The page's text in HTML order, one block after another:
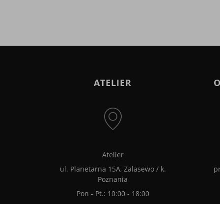
ATELIER
Atelier
ul. Planetarna 15A, Zalasewo / k.
Poznania
Pon - Pt.: 10:00 - 18:00